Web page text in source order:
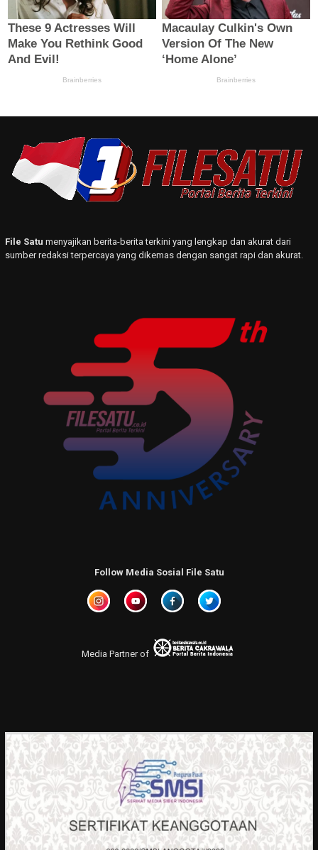
File Satu menyajikan berita-berita terkini yang lengkap dan akurat dari
sumber redaksi terpercaya yang dikemas dengan sangat rapi dan akurat.
Follow Media Sosial File Satu
Media Partner of